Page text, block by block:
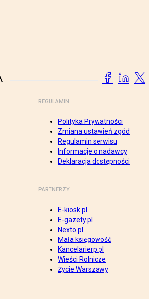
REGULAMIN
Polityka Prywatności
Zmiana ustawień zgód
Regulamin serwisu
Informacje o nadawcy
Deklaracja dostępności
PARTNERZY
E-kiosk.pl
E-gazety.pl
Nexto.pl
Mała księgowość
Kancelarierp.pl
Wieści Rolnicze
Życie Warszawy